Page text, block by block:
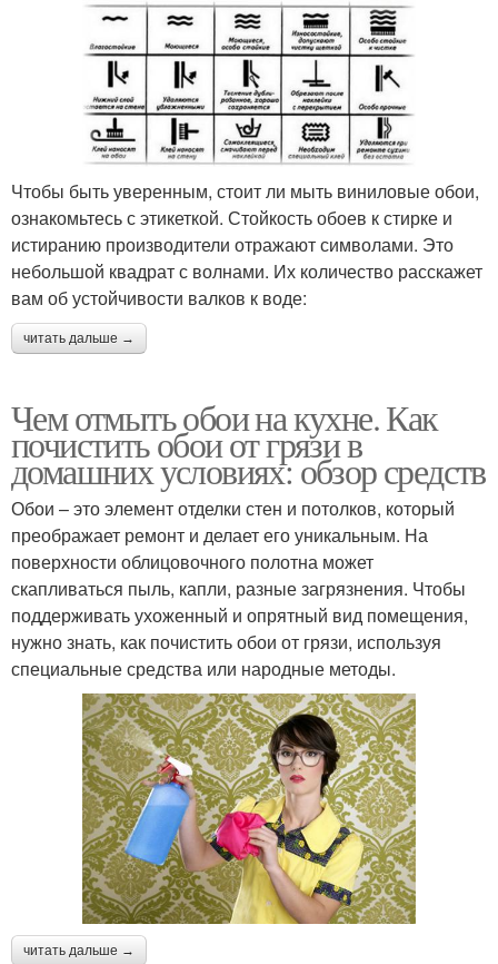
Чтобы быть уверенным, стоит ли мыть виниловые обои,
ознакомьтесь с этикеткой. Стойкость обоев к стирке и
истиранию производители отражают символами. Это
небольшой квадрат с волнами. Их количество расскажет
вам об устойчивости валков к воде:
читать дальше →
Чем отмыть обои на кухне. Как
почистить обои от грязи в
домашних условиях: обзор средств
Обои – это элемент отделки стен и потолков, который
преображает ремонт и делает его уникальным. На
поверхности облицовочного полотна может
скапливаться пыль, капли, разные загрязнения. Чтобы
поддерживать ухоженный и опрятный вид помещения,
нужно знать, как почистить обои от грязи, используя
специальные средства или народные методы.
читать дальше →